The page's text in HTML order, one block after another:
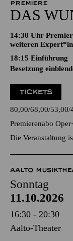
PREMIERE
DAS
14:30 Uhr
weiteren
18:15 Einführung
Besetzung
TICKETS
80,00 68,00 53,00
Premierenabo
Die Veranstaltung
AALTO
Sonntag
11.10.2026
16:30 - 20:30
Aalto-Theater